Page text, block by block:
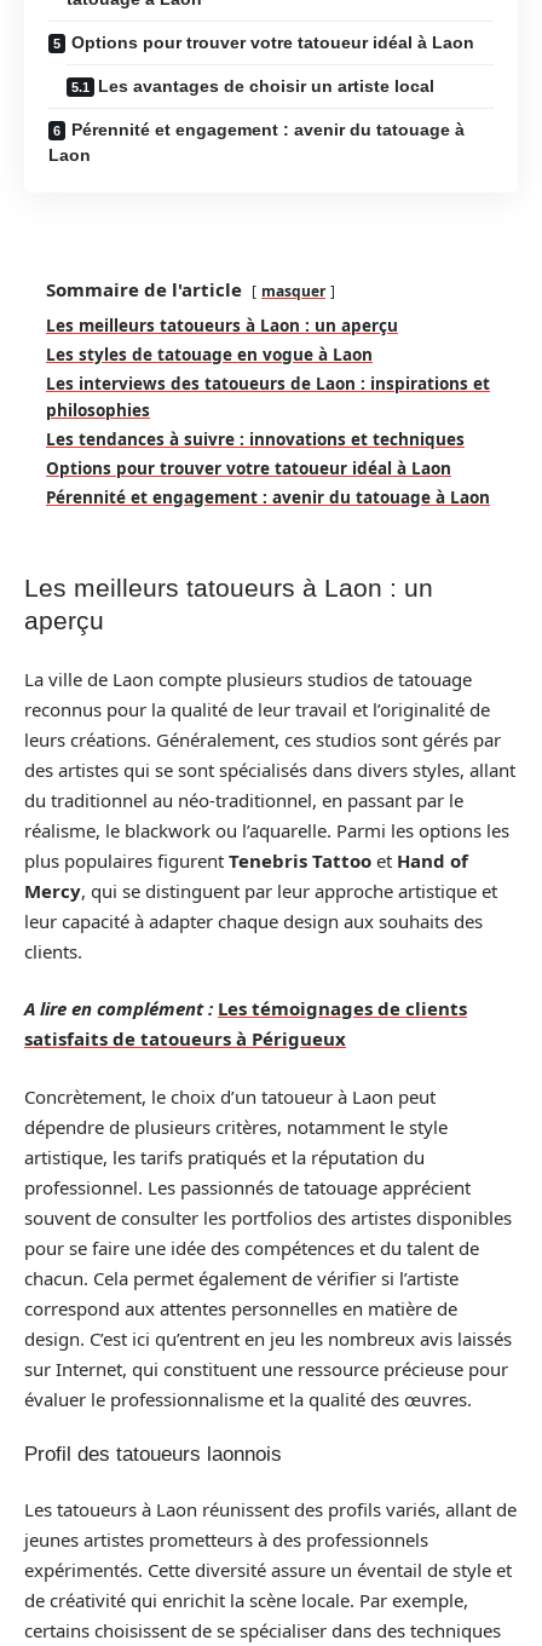
Options pour trouver votre tatoueur idéal à Laon
Les avantages de choisir un artiste local
Pérennité et engagement : avenir du tatouage à
Laon
Sommaire de l'article masquer
Les meilleurs tatoueurs à Laon : un aperçu
Les styles de tatouage en vogue à Laon
Les interviews des tatoueurs de Laon : inspirations et
philosophies
Les tendances à suivre : innovations et techniques
Options pour trouver votre tatoueur idéal à Laon
Pérennité et engagement : avenir du tatouage à Laon
Les meilleurs tatoueurs à Laon : un
aperçu
La ville de Laon compte plusieurs studios de tatouage
reconnus pour la qualité de leur travail et l’originalité de
leurs créations. Généralement, ces studios sont gérés par
des artistes qui se sont spécialisés dans divers styles, allant
du traditionnel au néo-traditionnel, en passant par le
réalisme, le blackwork ou l’aquarelle. Parmi les options les
plus populaires figurent Tenebris Tattoo et Hand of
Mercy, qui se distinguent par leur approche artistique et
leur capacité à adapter chaque design aux souhaits des
clients.
A lire en complément : Les témoignages de clients
satisfaits de tatoueurs à Périgueux
Concrètement, le choix d’un tatoueur à Laon peut
dépendre de plusieurs critères, notamment le style
artistique, les tarifs pratiqués et la réputation du
professionnel. Les passionnés de tatouage apprécient
souvent de consulter les portfolios des artistes disponibles
pour se faire une idée des compétences et du talent de
chacun. Cela permet également de vérifier si l’artiste
correspond aux attentes personnelles en matière de
design. C’est ici qu’entrent en jeu les nombreux avis laissés
sur Internet, qui constituent une ressource précieuse pour
évaluer le professionnalisme et la qualité des œuvres.
Profil des tatoueurs laonnois
Les tatoueurs à Laon réunissent des profils variés, allant de
jeunes artistes prometteurs à des professionnels
expérimentés. Cette diversité assure un éventail de style et
de créativité qui enrichit la scène locale. Par exemple,
certains choisissent de se spécialiser dans des techniques